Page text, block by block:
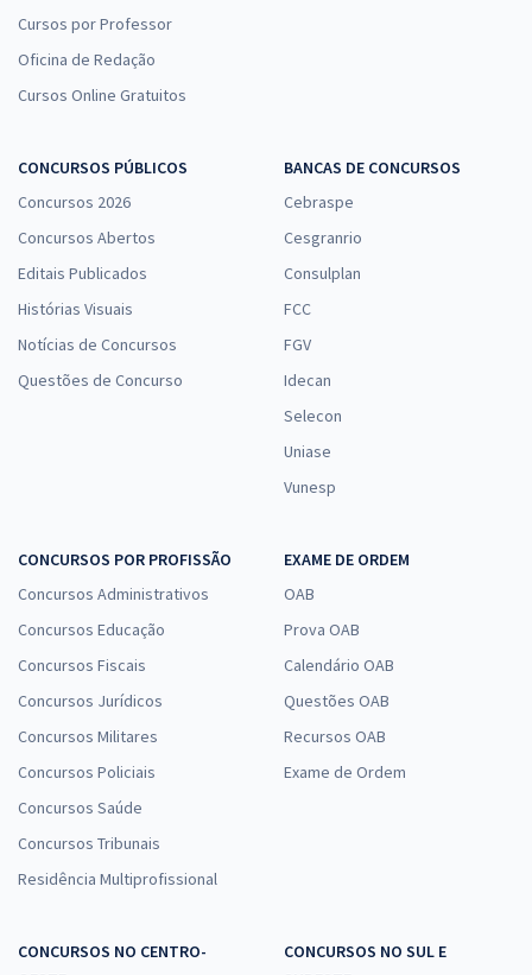
Cursos por Professor
Oficina de Redação
Cursos Online Gratuitos
CONCURSOS PÚBLICOS
Concursos 2026
Concursos Abertos
Editais Publicados
Histórias Visuais
Notícias de Concursos
Questões de Concurso
BANCAS DE CONCURSOS
Cebraspe
Cesgranrio
Consulplan
FCC
FGV
Idecan
Selecon
Uniase
Vunesp
CONCURSOS POR PROFISSÃO
Concursos Administrativos
Concursos Educação
Concursos Fiscais
Concursos Jurídicos
Concursos Militares
Concursos Policiais
Concursos Saúde
Concursos Tribunais
Residência Multiprofissional
EXAME DE ORDEM
OAB
Prova OAB
Calendário OAB
Questões OAB
Recursos OAB
Exame de Ordem
CONCURSOS NO CENTRO-
CONCURSOS NO SUL E